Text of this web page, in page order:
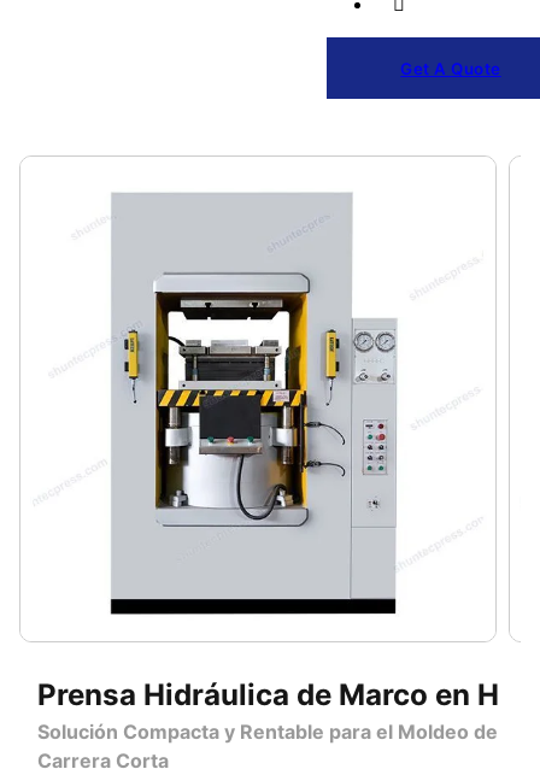
Get A Quote
Prensa Hidráulica de Marco en H
Solución Compacta y Rentable para el Moldeo de
Carrera Corta